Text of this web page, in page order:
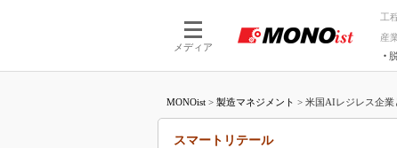
メディア
工
産
つながる工場
AI×設備
MONOist > 製造マネジメント > 米国AIレジレス企業
スマートリテール